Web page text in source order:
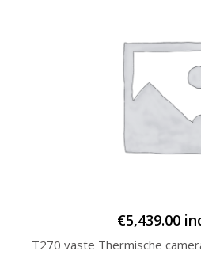
€5,439.00
T270 vaste Thermische